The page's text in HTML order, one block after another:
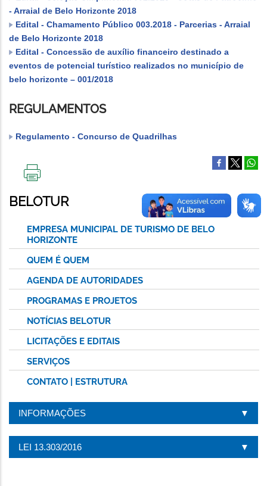
- Arraial de Belo Horizonte 2018
Edital - Chamamento Público 003.2018 - Parcerias - Arraial
de Belo Horizonte 2018
Edital - Concessão de auxílio financeiro destinado a
eventos de potencial turístico realizados no município de
belo horizonte – 001/2018
REGULAMENTOS
Regulamento - Concurso de Quadrilhas
ESTA
PÁGINA
BELOTUR
EMPRESA MUNICIPAL DE TURISMO DE BELO
HORIZONTE
QUEM É QUEM
AGENDA DE AUTORIDADES
PROGRAMAS E PROJETOS
NOTÍCIAS BELOTUR
LICITAÇÕES E EDITAIS
SERVIÇOS
CONTATO | ESTRUTURA
INFORMAÇÕES
LEI 13.303/2016